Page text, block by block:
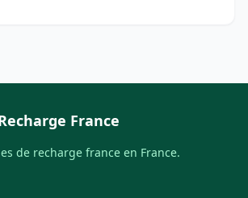
France
de recharge france en France.